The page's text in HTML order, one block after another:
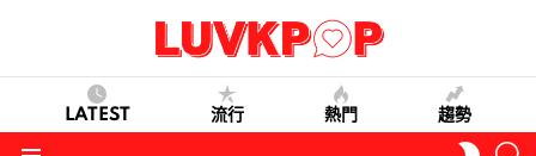
LATEST 流行 熱門 趨勢